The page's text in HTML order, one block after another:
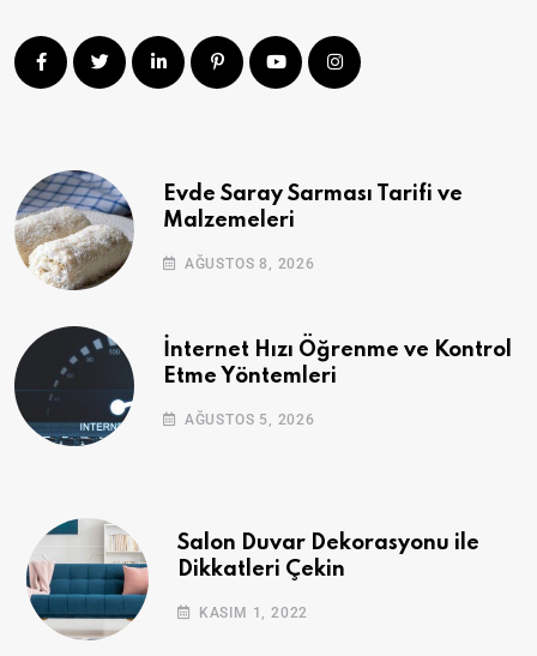
Evde Saray Sarması Tarifi ve
Malzemeleri
AĞUSTOS 8, 2026
İnternet Hızı Öğrenme ve Kontrol
Etme Yöntemleri
AĞUSTOS 5, 2026
Salon Duvar Dekorasyonu ile
Dikkatleri Çekin
KASIM 1, 2022